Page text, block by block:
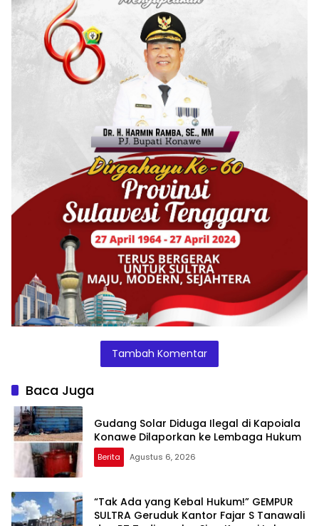
Tambah Komentar
Baca Juga
Gudang Solar Diduga Ilegal di Kapoiala
Konawe Dilaporkan ke Lembaga Hukum
Berita Agustus 6, 2026
“Tak Ada yang Kebal Hukum!” GEMPUR
SULTRA Geruduk Kantor Fajar S Tanawali